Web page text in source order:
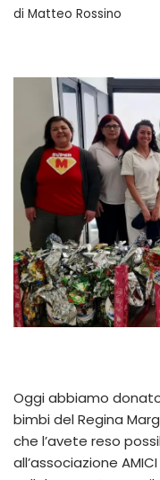
di Matteo Rossino
Oggi abbiamo
bimbi del Regina
che l’avete reso
all’associazione